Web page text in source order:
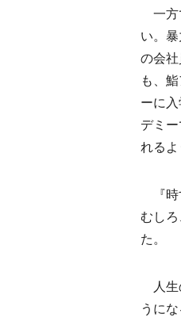
一方
い。
の会
も、
ーに
デミ
れるよ
『時
むし
た。
人生
うに